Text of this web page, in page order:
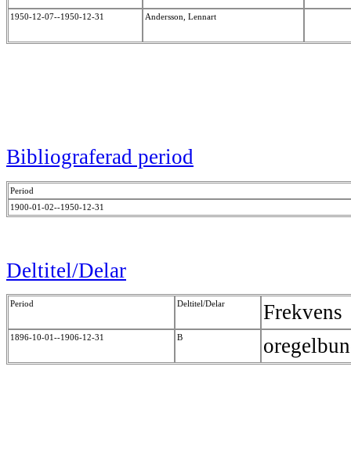
1950-12-07--1950-12-31 Andersson, Lennart
Bibliograferad period
Period
1900-01-02--1950-12-31
Deltitel/Delar
Period Deltitel/Delar Frekvens
1896-10-01--1906-12-31 B